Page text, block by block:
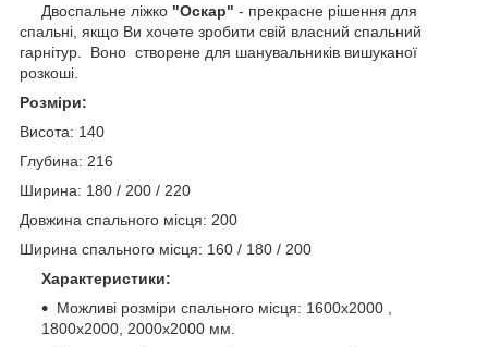
Двоспальне ліжко "Оскар" - прекрасне рішення для
спальні, якщо Ви хочете зробити свій власний спальний
гарнітур. Воно створене для шанувальників вишуканої
розкоші.
Розміри:
Висота: 140
Глубина: 216
Ширина: 180 / 200 / 220
Довжина спального місця: 200
Ширина спального місця: 160 / 180 / 200
Характеристики:
Можливі розміри спального місця: 1600х2000 ,
1800х2000, 2000х2000 мм.